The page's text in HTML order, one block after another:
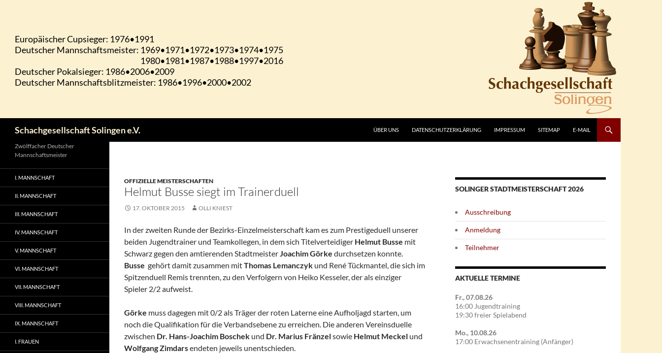
Schachgesellschaft Solingen e.V. ÜBER UNS DATENSCHUTZERKLÄRUNG IMPRESSUM SITEMAP E-MAIL
OFFIZIELLE MEISTERSCHAFTEN
Helmut Busse siegt im Trainerduell
17. OKTOBER 2015 OLLI KNIEST
In der zweiten Runde der Bezirks-Einzelmeisterschaft kam es zum Prestigeduell unserer
beiden Jugendtrainer und Teamkollegen, in dem sich Titelverteidiger Helmut Busse mit
Schwarz gegen den amtierenden StadtmeisterJoachim Görke durchsetzen konnte.
Busse gehört damit zusammen mitThomas Lemanczyk und René Tückmantel, die sich im
Spitzenduell Remis trennten, zu den Verfolgern von Heiko Kesseler, der als einziger
Spieler 2/2 aufweist.
Görke muss dagegen mit 0/2 als Träger der roten Laterne eine Aufholjagd starten, um
noch die Qualifikation für die Verbandsebene zu erreichen. Die anderen Vereinsduelle
zwischen Dr. Hans-Joachim Boschek und Dr. Marius Fränzelsowie Helmut Meckel und
Wolfgang Zimdarsendeten jeweils unentschieden.
SOLINGER STADTMEISTERSCHAFT 2026
Ausschreibung
Anmeldung
Teilnehmer
AKTUELLE TERMINE
Fr., 07.08.26
16:00 Jugendtraining
19:30 freier Spielabend
Mo., 10.08.26
17:00 Erwachsenentraining (Anfänger)
Zwölffacher Deutscher
Mannschaftsmeister
I. MANNSCHAFT
II. MANNSCHAFT
III. MANNSCHAFT
IV. MANNSCHAFT
V. MANNSCHAFT
VI. MANNSCHAFT
VII. MANNSCHAFT
VIII. MANNSCHAFT
IX. MANNSCHAFT
I. FRAUEN